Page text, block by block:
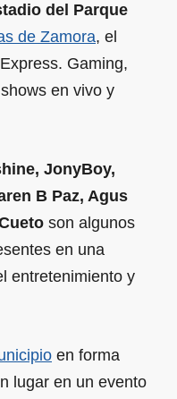
del Parque
de Zamora, el
Gaming,
en vivo y
JonyBoy,
B Paz, Agus
son algunos
en una
entretenimiento y
en forma
lugar en un evento